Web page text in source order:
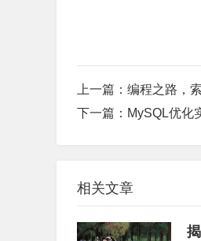
Webhook可以帮助
三、如何实现
目前，市面上有很多
ebhook服务时，应考
上一篇： 编程之路，
下一篇： MySQL优化
相关文章